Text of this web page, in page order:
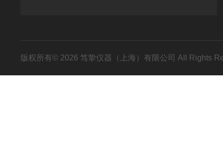
版权所有© 2026 笃挚仪器（上海）有限公司 All Rights